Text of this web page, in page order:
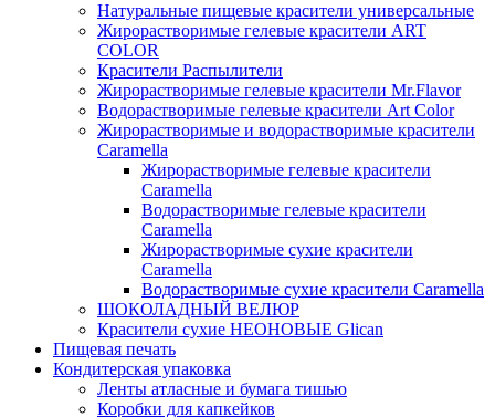
Натуральные пищевые красители универсальные
Жирорастворимые гелевые красители ART
COLOR
Красители Распылители
Жирорастворимые гелевые красители Mr.Flavor
Водорастворимые гелевые красители Art Color
Жирорастворимые и водорастворимые красители
Caramella
Жирорастворимые гелевые красители
Caramella
Водорастворимые гелевые красители
Caramella
Жирорастворимые сухие красители
Caramella
Водорастворимые сухие красители Caramella
ШОКОЛАДНЫЙ ВЕЛЮР
Красители сухие НЕОНОВЫЕ Glican
Пищевая печать
Кондитерская упаковка
Ленты атласные и бумага тишью
Коробки для капкейков